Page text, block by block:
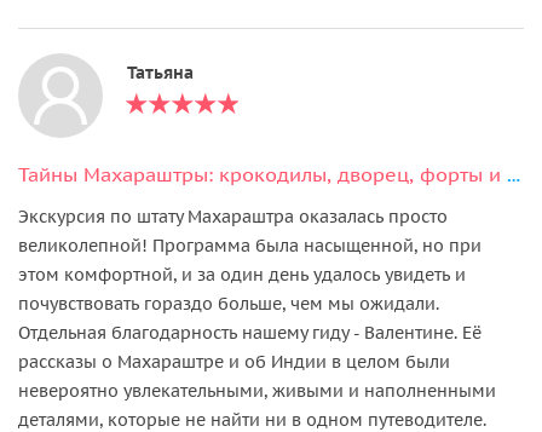
Татьяна
Тайны Махараштры: крокодилы, дворец, форты и океан
Экскурсия по штату Махараштра оказалась просто
великолепной! Программа была насыщенной, но при
этом комфортной, и за один день удалось увидеть и
почувствовать гораздо больше, чем мы ожидали.
Отдельная благодарность нашему гиду - Валентине. Её
рассказы о Махараштре и об Индии в целом были
невероятно увлекательными, живыми и наполненными
деталями, которые не найти ни в одном путеводителе.